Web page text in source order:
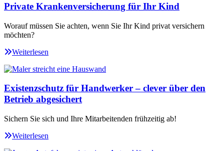
Private Krankenversicherung für Ihr Kind
Worauf müssen Sie achten, wenn Sie Ihr Kind privat versichern
möchten?
Weiterlesen
Existenzschutz für Handwerker – clever über den
Betrieb abgesichert
Sichern Sie sich und Ihre Mitarbeitenden frühzeitig ab!
Weiterlesen